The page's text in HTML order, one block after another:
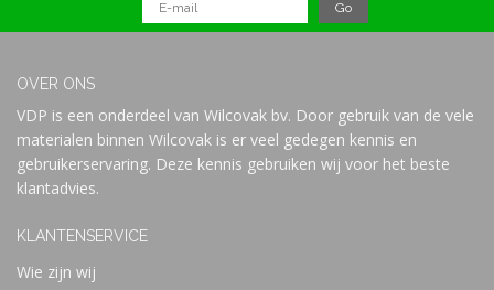
OVER ONS
VDP is een onderdeel van Wilcovak bv. Door gebruik van de vele
materialen binnen Wilcovak is er veel gedegen kennis en
gebruikerservaring. Deze kennis gebruiken wij voor het beste
klantadvies.
KLANTENSERVICE
Wie zijn wij